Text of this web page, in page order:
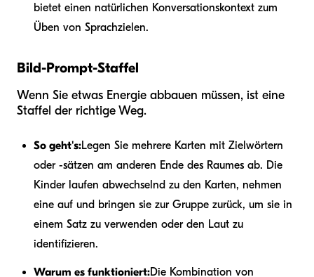
bietet einen natürlichen Konversationskontext zum
Üben von Sprachzielen.
Bild-Prompt-Staffel
Wenn Sie etwas Energie abbauen müssen, ist eine
Staffel der richtige Weg.
So geht's:Legen Sie mehrere Karten mit Zielwörtern
oder -sätzen am anderen Ende des Raumes ab. Die
Kinder laufen abwechselnd zu den Karten, nehmen
eine auf und bringen sie zur Gruppe zurück, um sie in
einem Satz zu verwenden oder den Laut zu
identifizieren.
Warum es funktioniert:Die Kombination von